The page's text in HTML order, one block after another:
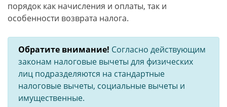
порядок как начисления и оплаты, так и
особенности возврата налога.
Обратите внимание! Согласно действующим
законам налоговые вычеты для физических
лиц подразделяются на стандартные
налоговые вычеты, социальные вычеты и
имущественные.